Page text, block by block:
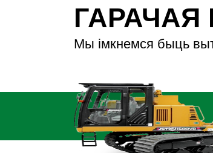
Мы імкнемся быць